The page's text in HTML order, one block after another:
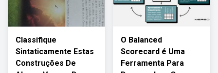
Classifique
Sintaticamente Estas
Construções De
O Balanced
Scorecard é Uma
Ferramenta Para